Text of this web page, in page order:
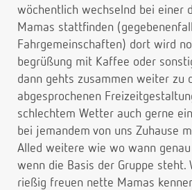
wöchentlich wechselnd bei einer
Mamas stattfinden
Fahrgemeinschaften) dort wird
begrüßung mit Kaffee oder
dann gehts zusammen weiter zu
abgesprochenen
schlechtem Wetter auch gerne
bei jemandem von uns Zuhause
Alled weitere wie wo wann
wenn die Basis der Gruppe steht.
rießig freuen nette Mamas